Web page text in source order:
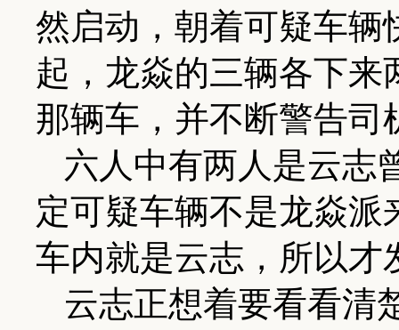
然启动，朝着可疑车辆
起，龙焱的三辆各下
那辆车，并不断警告司
六人中有两人是云志
定可疑车辆不是龙焱
车内就是云志，所以才
云志正想着要看看清